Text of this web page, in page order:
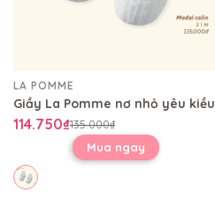
LA POMME
Giầy La Pomme nơ nhỏ yêu kiều
114.750₫135.000₫
Mua ngay